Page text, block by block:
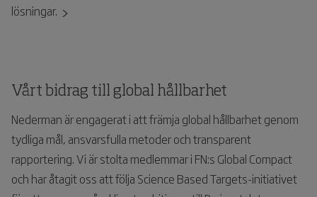
lösningar.
Vårt bidrag till global hållbarhet
Nederman är engagerat i att främja global hållbarhet genom
tydliga mål, ansvarsfulla metoder och transparent
rapportering. Vi är stolta medlemmar i FN:s Global Compact
och har åtagit oss att följa Science Based Targets-initiativet